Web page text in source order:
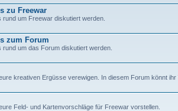
zu Freewar
rund um Freewar diskutiert werden.
zum Forum
rund um das Forum diskutiert werden.
kreativen Ergüsse verewigen. In diesem Forum könnt
Feld- und Kartenvorschläge für Freewar vorstellen.